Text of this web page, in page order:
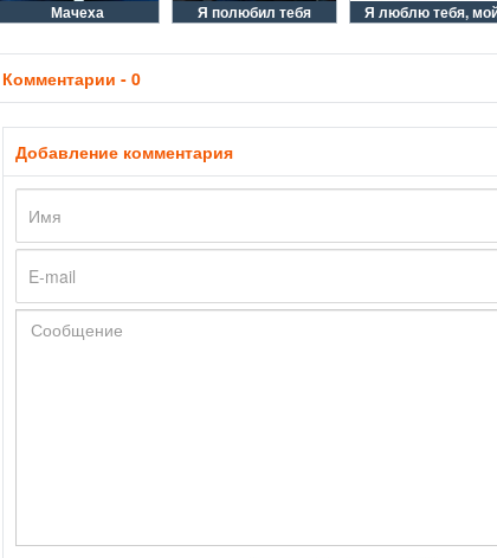
Мачеха Я полюбил тебя Я люблю тебя,
Комментарии - 0
Добавление комментария